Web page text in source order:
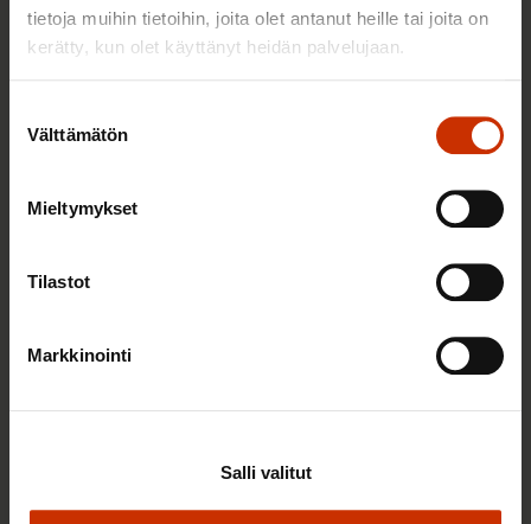
tietoja muihin tietoihin, joita olet antanut heille tai joita on
kerätty, kun olet käyttänyt heidän palvelujaan.
valinta
Välttämätön
Mieltymykset
Tilastot
Markkinointi
Salli valitut
TASA-ARVO JA YHDENVERTAISUUS
Mikä muuttui määräaikaisissa työsuhteissa? Lue
juristin vastaukset!
TASA-ARVO JA YHDENVERTAISUUS